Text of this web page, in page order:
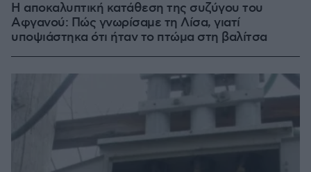
Η αποκαλυπτική κατάθεση της συζύγου του
Αφγανού: Πώς γνωρίσαμε τη Λίσα, γιατί
υποψιάστηκα ότι ήταν το πτώμα στη βαλίτσα